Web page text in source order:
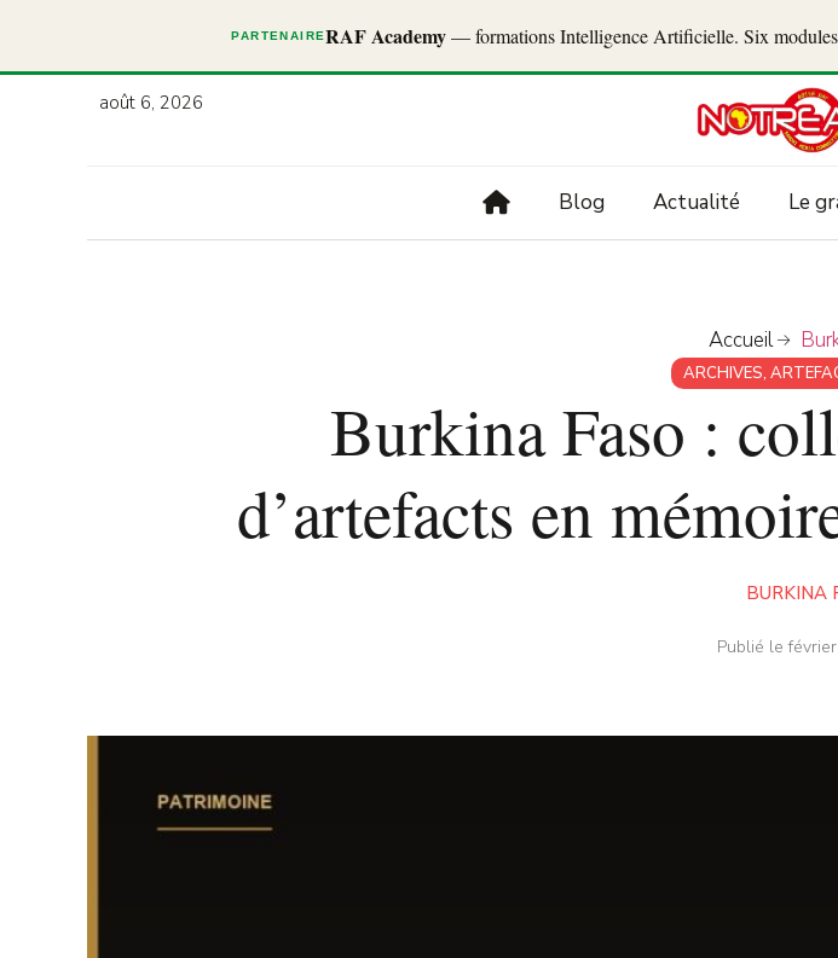
PARTENAIRERAF Academy— formations Intelligence Artificielle. Six modules
août 6, 2026
Blog Actualité Le
Accueil
ARCHIVES,
Burkina Faso :
d’artefacts en
BURKINA
Publié le